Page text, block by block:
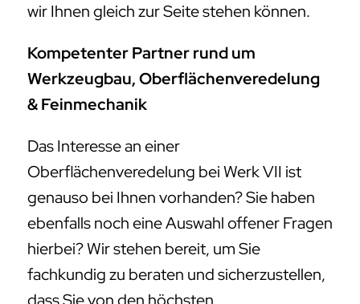
wir Ihnen gleich zur Seite stehen können.
Kompetenter Partner rund um
Werkzeugbau, Oberflächenveredelung
& Feinmechanik
Das Interesse an einer
Oberflächenveredelung bei Werk VII ist
genauso bei Ihnen vorhanden? Sie haben
ebenfalls noch eine Auswahl offener Fragen
hierbei? Wir stehen bereit, um Sie
fachkundig zu beraten und sicherzustellen,